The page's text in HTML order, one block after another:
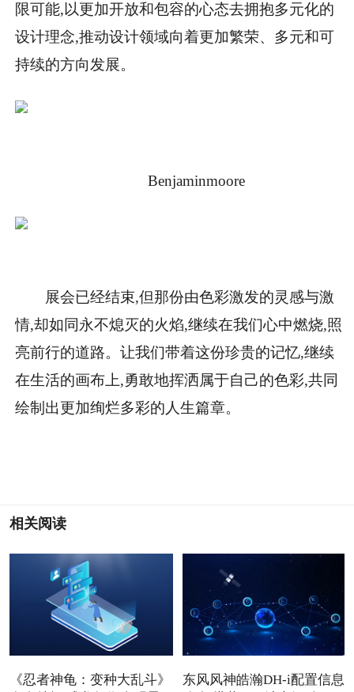
限可能,以更加开放和包容的心态去拥抱多元化的
设计理念,推动设计领域向着更加繁荣、多元和可
持续的方向发展。
Benjaminmoore
展会已经结束,但那份由色彩激发的灵感与激
情,却如同永不熄灭的火焰,继续在我们心中燃烧,照
亮前行的道路。让我们带着这份珍贵的记忆,继续
在生活的画布上,勇敢地挥洒属于自己的色彩,共同
绘制出更加绚烂多彩的人生篇章。
相关阅读
《忍者神龟：变种大乱斗》
东风风神皓瀚DH-i配置信息